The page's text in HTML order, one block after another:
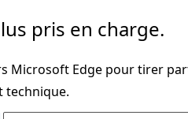
pris en charge.
Microsoft Edge pour tirer
technique.